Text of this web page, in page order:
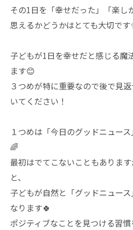
その1日を「幸せだった」「楽し
思えるかどうかはとても大切です
子どもが1日を幸せだと感じる魔
ます😊
３つめが特に重要なので後で見
いてください！
１つめは「今日のグッドニュー
🌈
最初はでてこないこともありま
と、
子どもが自然と「グッドニュー
なります🍀
ポジティブなことを見つける習